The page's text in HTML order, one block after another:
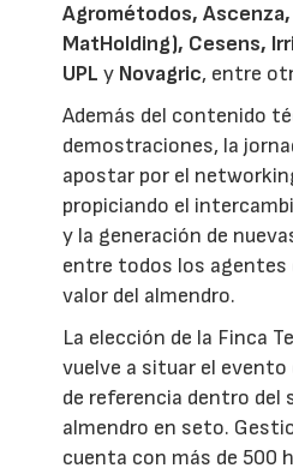
Agrométodos,
MatHolding), Cesens,
UPLy Novagric, entre
Además del contenido
demostraciones, la
apostar por el
propiciando el
y la generación de
entre todos los agentes
valor del almendro.
La elección de la Finca
vuelve a situar el
de referencia dentro del
almendro en seto.
cuenta con más de 500